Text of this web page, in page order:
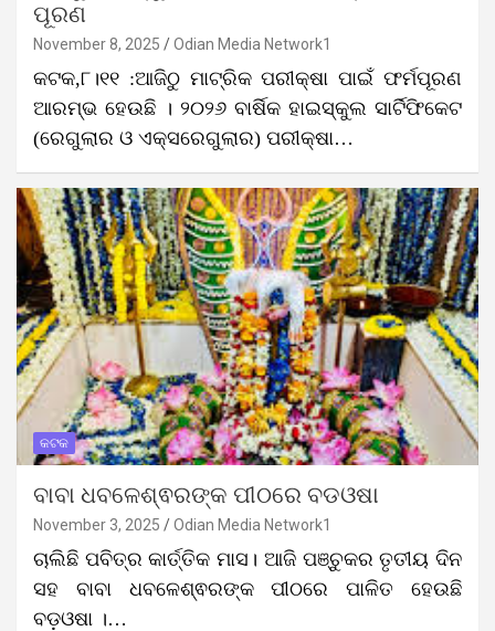
ପୂରଣ
November 8, 2025 Odian Media Network1
କଟକ,୮।୧୧ :ଆଜିଠୁ ମାଟ୍ରିକ ପରୀକ୍ଷା ପାଇଁ ଫର୍ମପୂରଣ
ଆରମ୍ଭ ହେଉଛି । ୨୦୨୬ ବାର୍ଷିକ ହାଇସ୍କୁଲ ସାର୍ଟିଫିକେଟ
(ରେଗୁଲାର ଓ ଏକ୍ସରେଗୁଲାର) ପରୀକ୍ଷା…
କଟକ
ବାବା ଧବଳେଶ୍ଵରଙ୍କ ପୀଠରେ ବଡଓଷା
November 3, 2025 Odian Media Network1
ଚାଲିଛି ପବିତ୍ର କାର୍ତ୍ତିକ ମାସ। ଆଜି ପଞ୍ଚୁକର ତୃତୀୟ ଦିନ
ସହ ବାବା ଧବଳେଶ୍ଵରଙ୍କ ପୀଠରେ ପାଳିତ ହେଉଛି
ବଡ଼ଓଷା ।…